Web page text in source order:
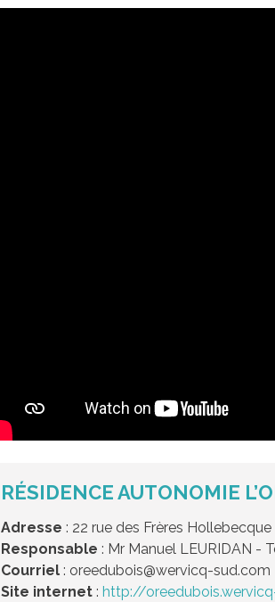
RÉSIDENCE AUTONOMIE
Adresse : 22 rue des Frères Hollebecque
Responsable : Mr Manuel LEURIDAN -
Courriel: oreedubois@wervicq-sud.com
Site internet: http://